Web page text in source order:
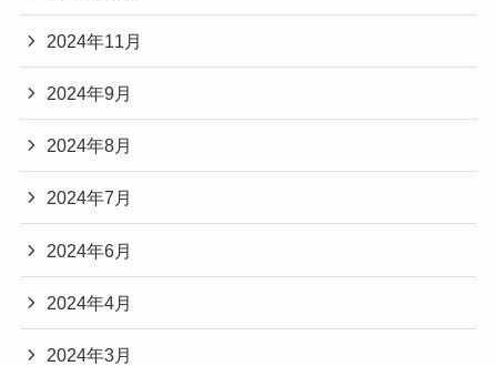
2024年11月
2024年9月
2024年8月
2024年7月
2024年6月
2024年4月
2024年3月